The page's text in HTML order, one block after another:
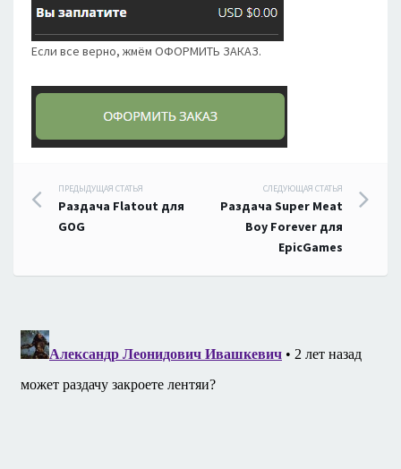
Если все верно, жмём ОФОРМИТЬ ЗАКАЗ.
Навигация
по
записям
ПРЕДЫДУЩАЯ СТАТЬЯ
Раздача Flatout для
GOG
СЛЕДУЮЩАЯ СТАТЬЯ
Раздача Super Meat
Boy Forever для
EpicGames